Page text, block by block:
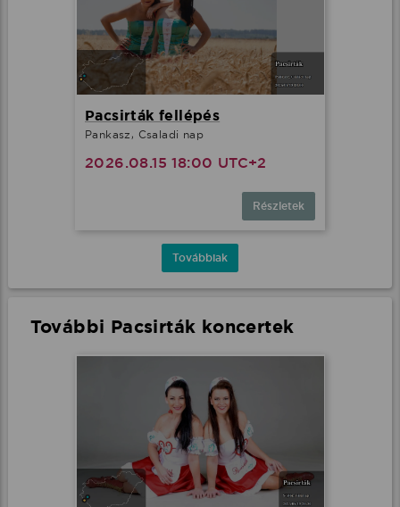
Pacsirták fellépés
Pankasz, Csaladi nap
2026.08.15 18:00 UTC+2
Részletek
Továbbiak
További Pacsirták koncertek